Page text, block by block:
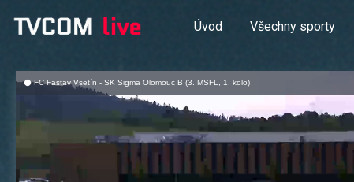
Úvod Všechny sporty
FC Fastav Vsetín - SK Sigma Olomouc B (3. MSFL, 1. kolo)